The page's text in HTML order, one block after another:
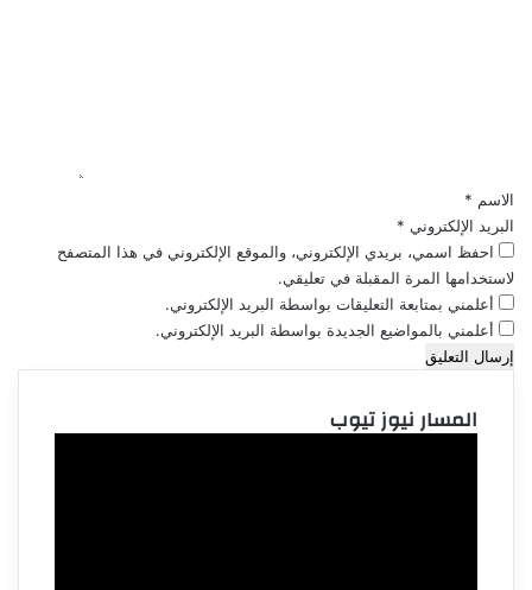
الاسم *
البريد الإلكتروني *
احفظ اسمي، بريدي الإلكتروني، والموقع الإلكتروني في هذا المتصفح
لاستخدامها المرة المقبلة في تعليقي.
أعلمني بمتابعة التعليقات بواسطة البريد الإلكتروني.
أعلمني بالمواضيع الجديدة بواسطة البريد الإلكتروني.
المسار نيوز تيوب